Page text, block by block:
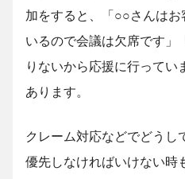
加をすると、「○○さんは
いるので会議は欠席です
りないから応援に行ってい
あります。
クレーム対応などでどうし
優先しなければいけない時